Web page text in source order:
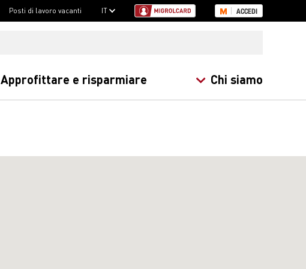
Posti di lavoro vacanti IT ACCEDI
Approfittare e risparmiare Chi siamo